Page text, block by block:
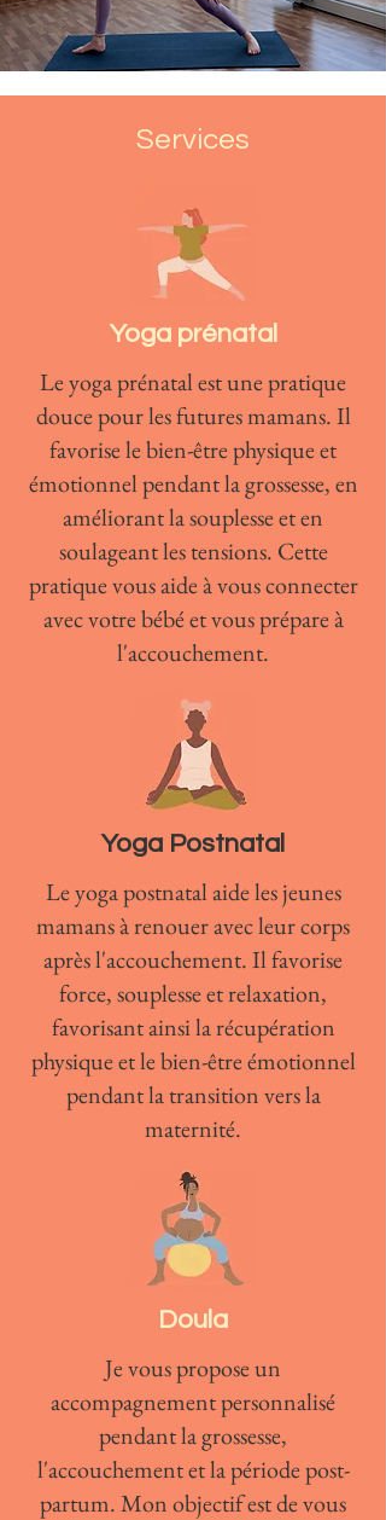
Services
Yoga prénatal
Le yoga prénatal est une pratique
douce pour les futures mamans. Il
favorise le bien-être physique et
émotionnel pendant la grossesse, en
améliorant la souplesse et en
soulageant les tensions. Cette
pratique vous aide à vous connecter
avec votre bébé et vous prépare à
l'accouchement.
Yoga Postnatal
Le yoga postnatal aide les jeunes
mamans à renouer avec leur corps
après l'accouchement. Il favorise
force, souplesse et relaxation,
favorisant ainsi la récupération
physique et le bien-être émotionnel
pendant la transition vers la
maternité.
Doula
Je vous propose un
accompagnement personnalisé
pendant la grossesse,
l'accouchement et la période post-
partum. Mon objectif est de vous